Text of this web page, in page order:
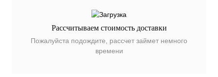
Рассчитываем стоимость доставки
Пожалуйста подождите, рассчет займет немного
времени